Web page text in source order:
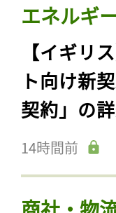
エネルギ
【イギリ
ト向け新
契約」の
14時間前